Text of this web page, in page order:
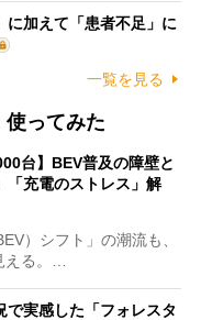
に加えて「患者不足」に
一覧を見る
使ってみた
台】BEV普及の障壁と
「充電のストレス」解
）シフト」の潮流も、
える。…
で実感した「フォレスタ